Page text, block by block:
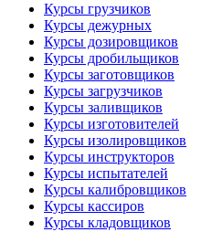
Курсы грузчиков
Курсы дежурных
Курсы дозировщиков
Курсы дробильщиков
Курсы заготовщиков
Курсы загрузчиков
Курсы заливщиков
Курсы изготовителей
Курсы изолировщиков
Курсы инструкторов
Курсы испытателей
Курсы калибровщиков
Курсы кассиров
Курсы кладовщиков